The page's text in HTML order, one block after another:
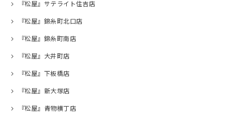
『松屋』サテライト住吉店
『松屋』錦糸町北口店
『松屋』錦糸町南店
『松屋』大井町店
『松屋』下板橋店
『松屋』新大塚店
『松屋』青物横丁店